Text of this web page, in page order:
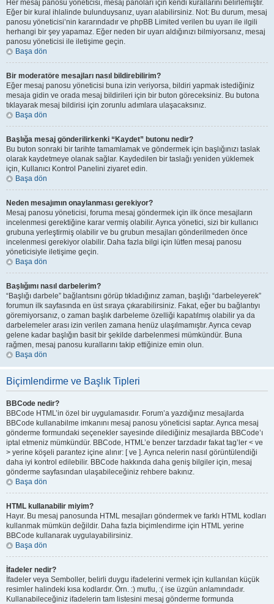
Her mesaj panosu yöneticisi, mesaj panoları için kendi kurallarını belirlemiştir.
Eğer bir kural ihlalinde bulunduysanız, uyarı alabilirsiniz. Not: Bu durum, mesaj
panosu yöneticisi’nin kararındadır ve phpBB Limited verilen bu uyarı ile ilgili
herhangi bir şey yapamaz. Eğer neden bir uyarı aldığınızı bilmiyorsanız, mesaj
panosu yöneticisi ile iletişime geçin.
Başa dön
Bir moderatöre mesajları nasıl bildirebilirim?
Eğer mesaj panosu yöneticisi buna izin veriyorsa, bildiri yapmak istediğiniz
mesaja gidin ve orada mesaj bildirileri için bir buton göreceksiniz. Bu butona
tıklayarak mesaj bildirisi için zorunlu adımlara ulaşacaksınız.
Başa dön
Başlığa mesaj gönderilirkenki “Kaydet” butonu nedir?
Bu buton sonraki bir tarihte tamamlamak ve göndermek için başlığınızı taslak
olarak kaydetmeye olanak sağlar. Kaydedilen bir taslağı yeniden yüklemek
için, Kullanıcı Kontrol Panelini ziyaret edin.
Başa dön
Neden mesajımın onaylanması gerekiyor?
Mesaj panosu yöneticisi, foruma mesaj göndermek için ilk önce mesajların
incelenmesi gerektiğine karar vermiş olabilir. Ayrıca yönetici, sizi bir kullanıcı
grubuna yerleştirmiş olabilir ve bu grubun mesajları gönderilmeden önce
incelenmesi gerekiyor olabilir. Daha fazla bilgi için lütfen mesaj panosu
yöneticisiyle iletişime geçin.
Başa dön
Başlığımı nasıl darbelerim?
“Başlığı darbele” bağlantısını görüp tıkladığınız zaman, başlığı “darbeleyerek”
forumun ilk sayfasında en üst sıraya çıkarabilirsiniz. Fakat, eğer bu bağlantıyı
göremiyorsanız, o zaman başlık darbeleme özelliği kapatılmış olabilir ya da
darbelemeler arası izin verilen zamana henüz ulaşılmamıştır. Ayrıca cevap
gelene kadar başlığın basit bir şekilde darbelenmesi mümkündür. Buna
rağmen, mesaj panosu kurallarını takip ettiğinize emin olun.
Başa dön
Biçimlendirme ve Başlık Tipleri
BBCode nedir?
BBCode HTML’in özel bir uygulamasıdır. Forum’a yazdığınız mesajlarda
BBCode kullanabilme imkanını mesaj panosu yöneticisi saptar. Ayrıca mesaj
gönderme formundaki seçenekler sayesinde dilediğiniz mesajlarda BBCode’ı
iptal etmeniz mümkündür. BBCode, HTML’e benzer tarzdadır fakat tag’ler < ve
> yerine köşeli parantez içine alınır: [ ve ]. Ayrıca nelerin nasıl görüntülendiği
daha iyi kontrol edilebilir. BBCode hakkında daha geniş bilgiler için, mesaj
gönderme sayfasından ulaşabileceğiniz rehbere bakınız.
Başa dön
HTML kullanabilir miyim?
Hayır. Bu mesaj panosunda HTML mesajları göndermek ve farklı HTML kodları
kullanmak mümkün değildir. Daha fazla biçimlendirme için HTML yerine
BBCode kullanarak uygulayabilirsiniz.
Başa dön
İfadeler nedir?
İfadeler veya Semboller, belirli duygu ifadelerini vermek için kullanılan küçük
resimler halindeki kısa kodlardır. Örn. :) mutlu, :( ise üzgün anlamındadır.
Kullanabileceğiniz ifadelerin tam listesini mesaj gönderme formunda